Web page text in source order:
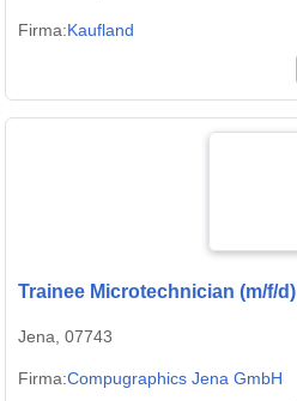
Firma:Kaufland
Trainee Microtechnician (m/f/d)
Jena, 07743
Firma:Compugraphics Jena GmbH